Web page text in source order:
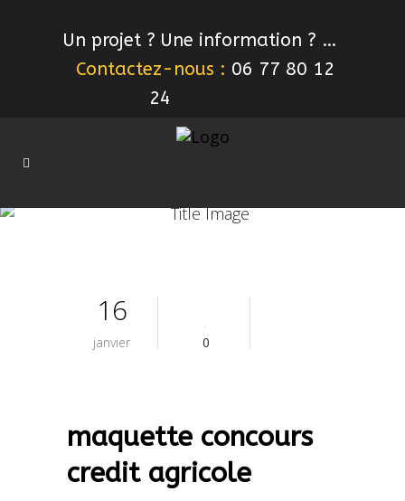
Un projet ? Une information ? …
Contactez-nous : 06 77 80 12
24
16
janvier 0
maquette concours
credit agricole